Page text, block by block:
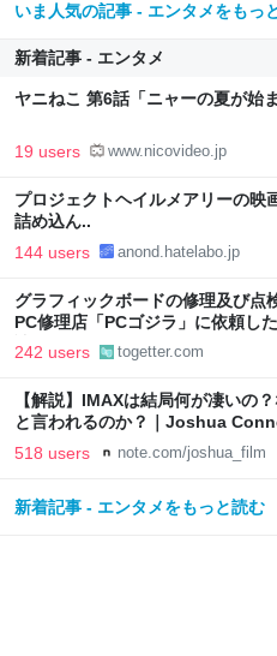
いま人気の記事 - エンタメをもっ
新着記事 - エンタメ
ヤニねこ 第6話「ニャーの夏が始
19 users www.nicovideo.jp
プロジェクトヘイルメアリーの映
詰め込ん..
144 users anond.hatelabo.jp
グラフィックボードの修理及び点
PC修理店「PCゴジラ」に依頼し
読めてしまう
242 users togetter.com
【解説】IMAXは結局何が凄いの
と言われるのか？｜Joshua
518 users note.com/joshua_film
新着記事 - エンタメをもっと読む